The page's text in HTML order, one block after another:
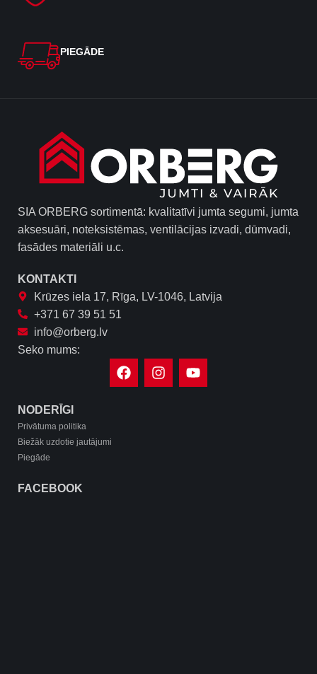
PIEGĀDE
SIA ORBERG sortimentā: kvalitatīvi jumta segumi, jumta
aksesuāri, noteksistēmas, ventilācijas izvadi, dūmvadi,
fasādes materiāli u.c.
KONTAKTI
Krūzes iela 17, Rīga, LV-1046, Latvija
+371 67 39 51 51
info@orberg.lv
Seko mums:
NODERĪGI
Privātuma politika
Biežāk uzdotie jautājumi
Piegāde
FACEBOOK